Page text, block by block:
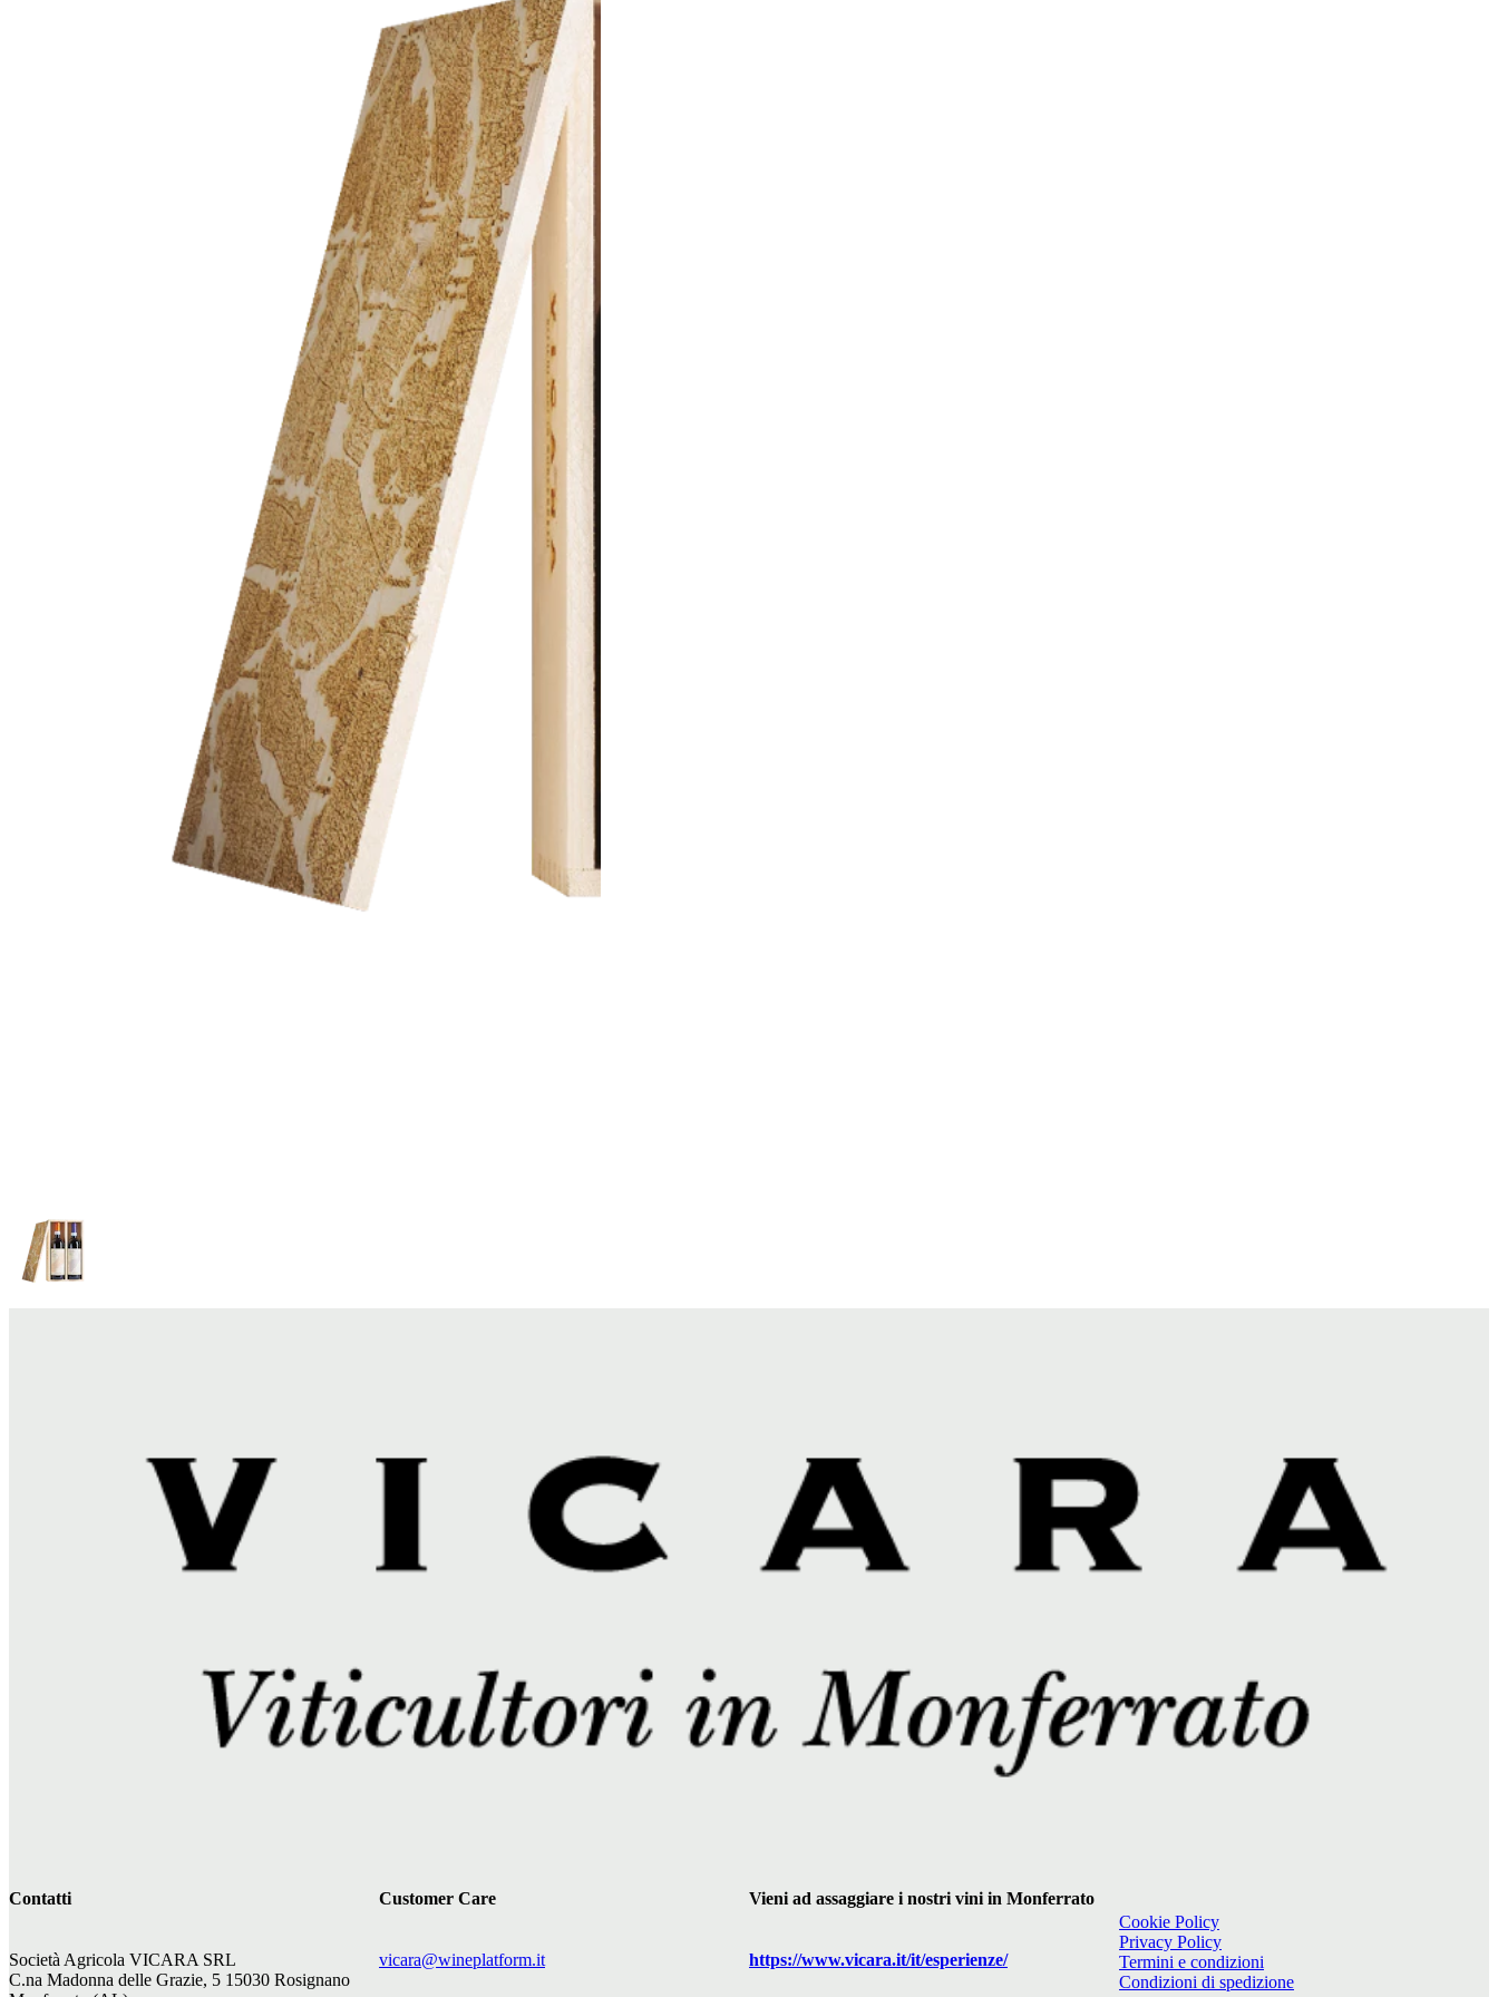
Contatti
Società Agricola VICARA SRL
C.na Madonna delle Grazie, 5 15030 Rosignano
Customer Care
vicara@wineplatform.it
Vieni ad assaggiare i nostri vini in Monferrato
https://www.vicara.it/it/esperienze/
Cookie Policy
Privacy Policy
Termini e condizioni
Condizioni di spedizione